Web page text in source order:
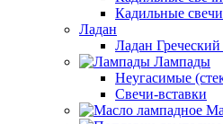
Кадильные
Ладан
Ладан
Лампады
Неугасимые
Свечи-вставки